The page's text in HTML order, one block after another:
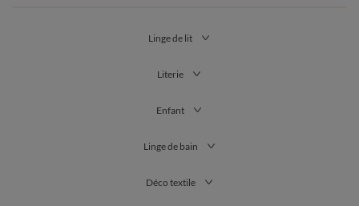
Linge de lit
Literie
Enfant
Linge de bain
Déco textile